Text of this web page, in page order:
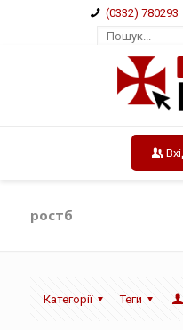
(0332) 780293
ростб
Категорії Теги